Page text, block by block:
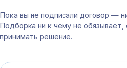
Пока вы не подписали договор —
Подборка ни к чему не обязывает,
принимать решение.